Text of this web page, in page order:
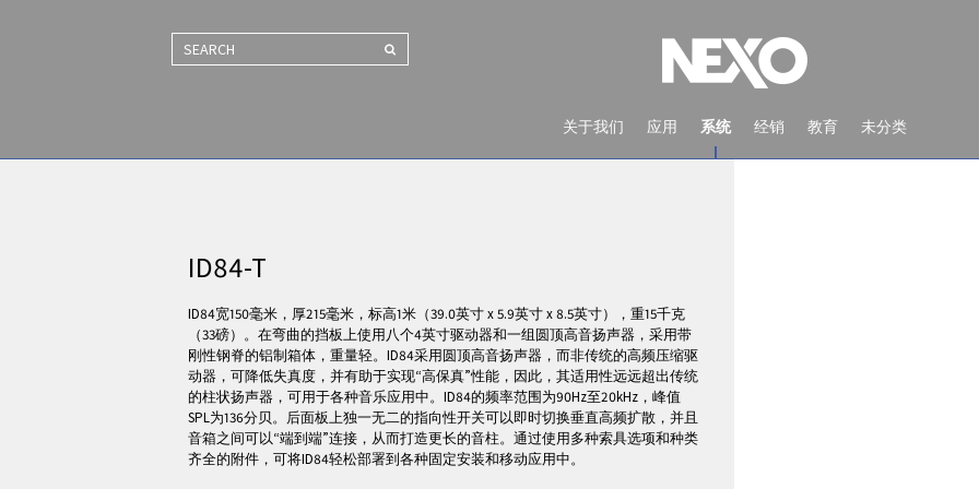
SEARCH
关于我们 应用 系统 经销 教育 未分类
ID84-T
ID84宽150毫米，厚215毫米，标高1米（39.0英寸 x 5.9英寸 x 8.5英寸），重15千克
（33磅）。在弯曲的挡板上使用八个4英寸驱动器和一组圆顶高音扬声器，采用带
刚性钢脊的铝制箱体，重量轻。ID84采用圆顶高音扬声器，而非传统的高频压缩驱
动器，可降低失真度，并有助于实现“高保真”性能，因此，其适用性远远超出传统
的柱状扬声器，可用于各种音乐应用中。ID84的频率范围为90Hz至20kHz，峰值
SPL为136分贝。后面板上独一无二的指向性开关可以即时切换垂直高频扩散，并且
音箱之间可以“端到端”连接，从而打造更长的音柱。通过使用多种索具选项和种类
齐全的附件，可将ID84轻松部署到各种固定安装和移动应用中。